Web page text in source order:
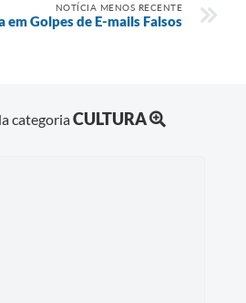
NOTÍCIA MENOS RECENTE
em Golpes de E-mails Falsos
categoriaCULTURA